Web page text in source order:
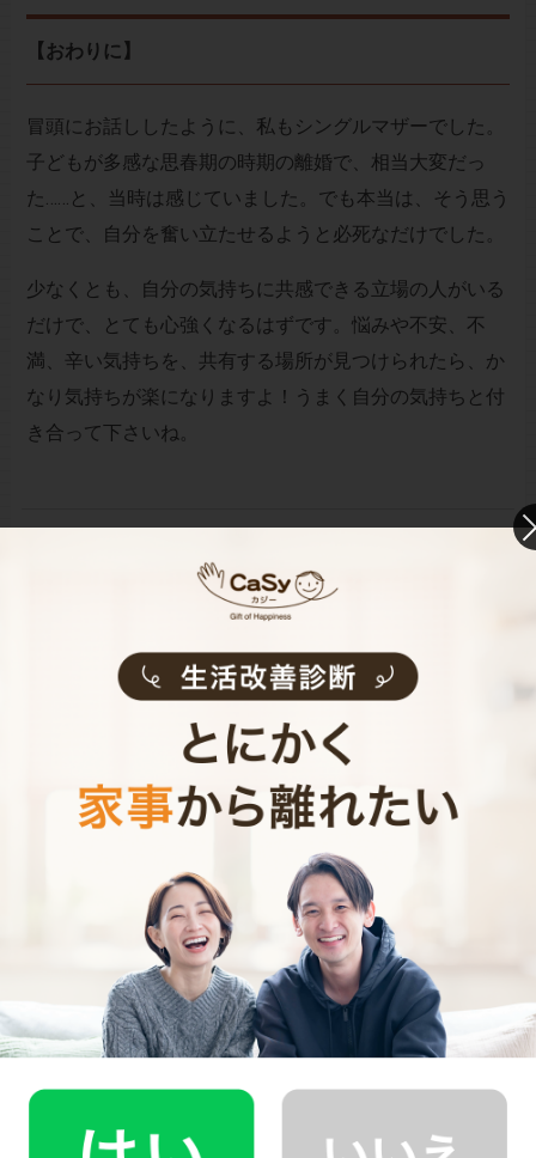
【おわりに】
冒頭にお話ししたように、私もシングルマザーでした。
子どもが多感な思春期の時期の離婚で、相当大変だっ
た……と、当時は感じていました。でも本当は、そう思う
ことで、自分を奮い立たせるようと必死なだけでした。
少なくとも、自分の気持ちに共感できる立場の人がいる
だけで、とても心強くなるはずです。悩みや不安、不
満、辛い気持ちを、共有する場所が見つけられたら、か
なり気持ちが楽になりますよ！うまく自分の気持ちと付
き合って下さいね。
CaSy（カジー）のご案内
CaSyは、1時間2,790円(税込)からお使いいただけるカン
タン･便利･あんしんなお掃除代行･お料理代行サービスで
シンプルでお財布に優しい料金体系
スマホだけで24時間365日依頼可能
スタッフ･お客様双方への本人確認で安全
万が一の物損も損害保険があるから安心
（適応の範囲内）